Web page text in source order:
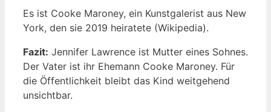
Es ist Cooke Maroney, ein Kunstgalerist aus New
York, den sie 2019 heiratete (Wikipedia).
Fazit: Jennifer Lawrence ist Mutter eines Sohnes.
Der Vater ist ihr Ehemann Cooke Maroney. Für
die Öffentlichkeit bleibt das Kind weitgehend
unsichtbar.